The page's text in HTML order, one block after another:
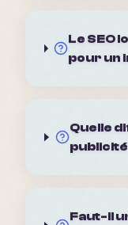
Le SEO
pour un
Quelle
publicité
Faut-il